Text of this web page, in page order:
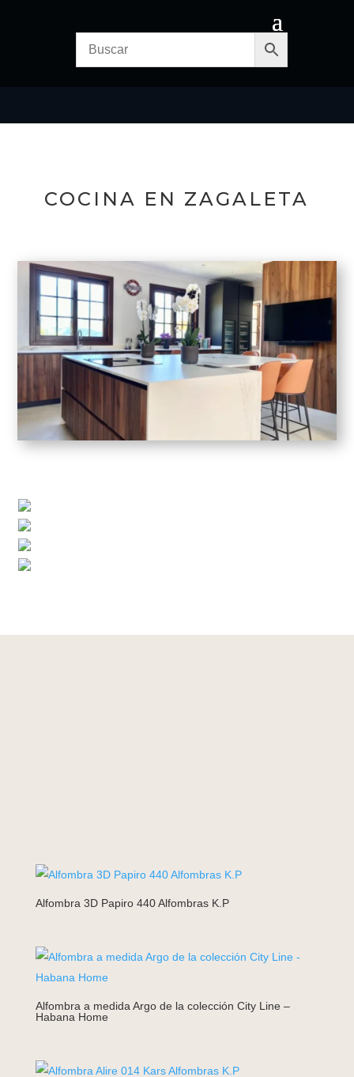
COCINA EN ZAGALETA
Alfombra 3D Papiro 440 Alfombras K.P
Alfombra a medida Argo de la colección City Line –
Habana Home